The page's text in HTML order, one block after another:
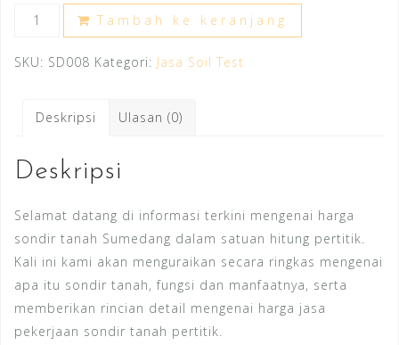
Kuantitas
Sondir
Tambah ke keranjang
SKU: SD008 Kategori: Jasa Soil Test
Deskripsi Ulasan (0)
Deskripsi
Selamat datang di informasi terkini mengenai harga
sondir tanah Sumedang dalam satuan hitung pertitik.
Kali ini kami akan menguraikan secara ringkas mengenai
apa itu sondir tanah, fungsi dan manfaatnya, serta
memberikan rincian detail mengenai harga jasa
pekerjaan sondir tanah pertitik.